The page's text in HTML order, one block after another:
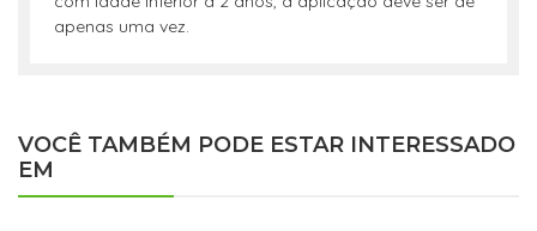
apenas uma vez.
VOCÊ TAMBÉM PODE ESTAR INTERESSADO
EM